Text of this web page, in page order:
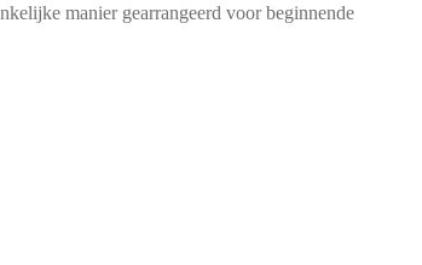
manier gearrangeerd voor beginnende